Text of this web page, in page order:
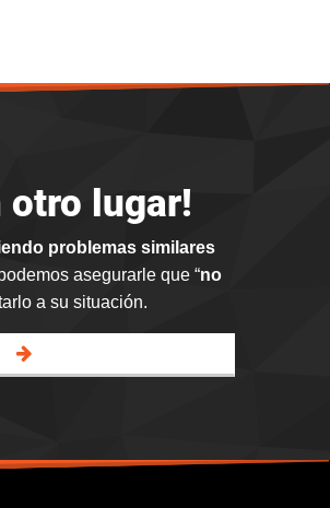
otro lugar!
problemas similares
asegurarle que “no
a su situación.